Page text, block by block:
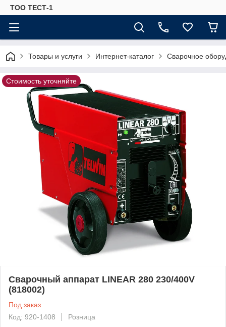
ТОО ТЕСТ-1
Товары и услуги Интернет-каталог Сварочное
Стоимость уточняйте
Сварочный аппарат LINEAR 280 230/400V
(818002)
Под заказ
Код: 920-1408
Розница